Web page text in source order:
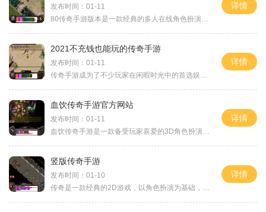
发布时间：01-11
80传奇手游版本是一款经典的多人在线角色扮演游戏。它继承了传奇游戏的血脉，延续了其丰富的游戏世界和刺激的玩法，为玩家带来了一场精彩纷呈的冒险之旅。这个版本中，玩家可以
详情
2021不充钱也能玩的传奇手游
发布时间：01-11
传奇手游成为了不少玩家在闲暇时光中的首选娱乐方式。不少手游往往存在着高额的充值门槛，让不少玩家望而却步。针对这个问题，市场上逐渐涌现出了一批不充钱也能畅玩的传奇手
详情
血饮传奇手游官方网站
发布时间：01-11
血饮传奇手游是一款备受玩家喜爱的3D角色扮演游戏，它具有华丽的画面表现、精巧的游戏设定和丰富的玩法内容。本文将为大家介绍血饮传奇手游官方网站，以及其中包含的游戏玩法。
详情
竖版传奇手游
发布时间：01-10
传奇是一款经典的2D游戏，以角色扮演为基础，拥有万人在线的特点，是一款非常受欢迎的手游。游戏中有着丰富多样的玩法，玩家之间可以进行互动，共同体验游戏的乐趣。在传奇游戏
详情